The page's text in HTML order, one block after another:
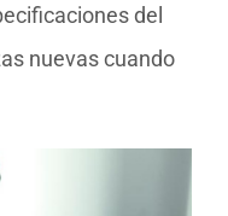
del
nuevas cuando